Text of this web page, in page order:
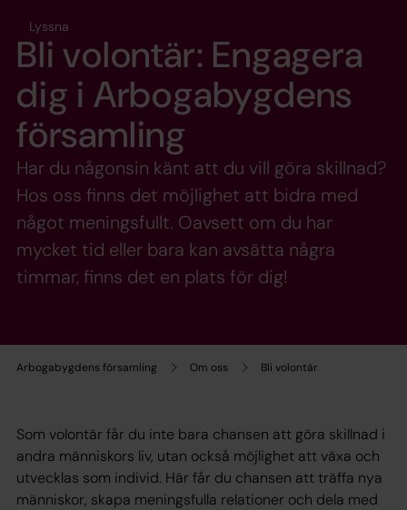
Arbogabygdens församling Om oss Bli volontär
Lyssna
Bli volontär: Engagera
dig i Arbogabygdens
församling
Har du någonsin känt att du vill göra skillnad?
Hos oss finns det möjlighet att bidra med
något meningsfullt. Oavsett om du har
mycket tid eller bara kan avsätta några
timmar, finns det en plats för dig!
Som volontär får du inte bara chansen att göra skillnad i
andra människors liv, utan också möjlighet att växa och
utvecklas som individ. Här får du chansen att träffa nya
människor, skapa meningsfulla relationer och dela med